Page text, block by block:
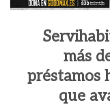
más
préstamos
que